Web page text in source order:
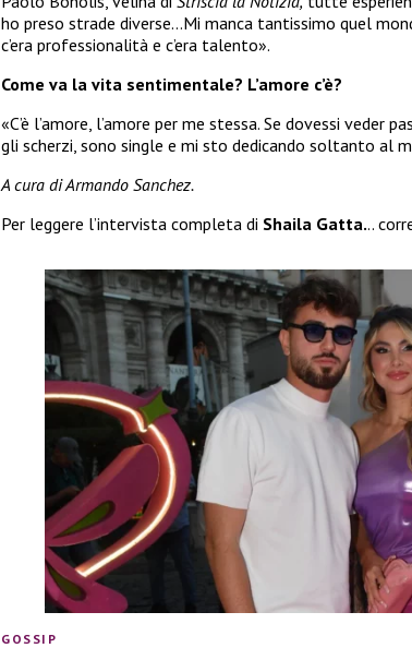
ho preso strade diverse…Mi manca tantissimo quel
c’era professionalità e c’era talento».
Come va la vita sentimentale? L’amore c’è?
«C’è l’amore, l’amore per me stessa. Se dovessi veder
gli scherzi, sono single e mi sto dedicando soltanto al
A cura di Armando Sanchez.
Per leggere l’intervista completa di Shaila Gatta...
GOSSIP